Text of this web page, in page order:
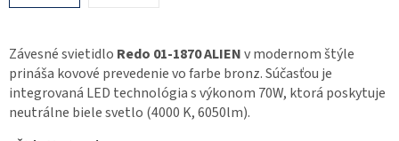
Závesné svietidlo Redo 01-1870 ALIENv modernom štýle
prináša kovové prevedenie vo farbe bronz. Súčasťou je
integrovaná LED technológia s výkonom 70W, ktorá poskytuje
neutrálne biele svetlo (4000 K, 6050lm).